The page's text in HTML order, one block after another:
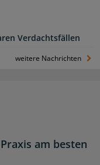
Verdachtsfällen
weitere Nachrichten
am besten